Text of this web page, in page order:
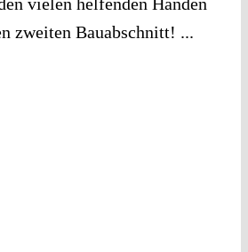
zweiten Bauabschnitt! ...